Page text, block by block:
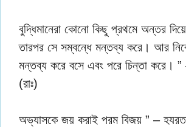
বুদ্ধিমানেরা কোনো কিছু প্রথমে অন্তর
তারপর সে সম্বন্ধে মন্তব্য করে। আর
মন্তব্য করে বসে এবং পরে চিন্তা করে।
(রাঃ)
অভ্যাসকে জয় করাই পরম বিজয় ” –